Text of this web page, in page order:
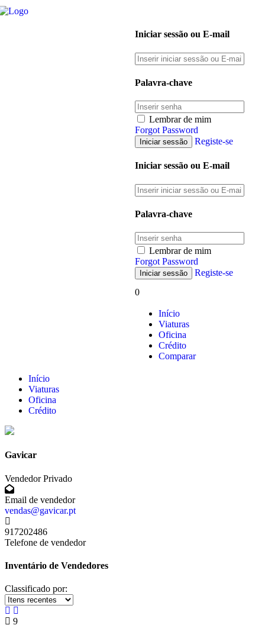
Iniciar sessão ou E-mail
Palavra-chave
Lembrar de mim
Forgot Password
Registe-se
Iniciar sessão ou E-mail
Palavra-chave
Lembrar de mim
Forgot Password
Registe-se
0
Início
Viaturas
Oficina
Crédito
Comparar
Início
Viaturas
Oficina
Crédito
Gavicar
Vendedor Privado
Email de vendedor
vendas@gavicar.pt
917202486
Telefone de vendedor
Inventário de Vendedores
Classificado por:
9